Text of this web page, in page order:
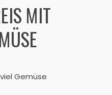
MIT
Gemüse